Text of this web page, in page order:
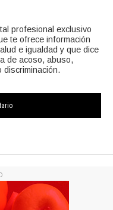
profesional exclusivo
te ofrece información
e igualdad y que dice
de acoso, abuso,
discriminación.